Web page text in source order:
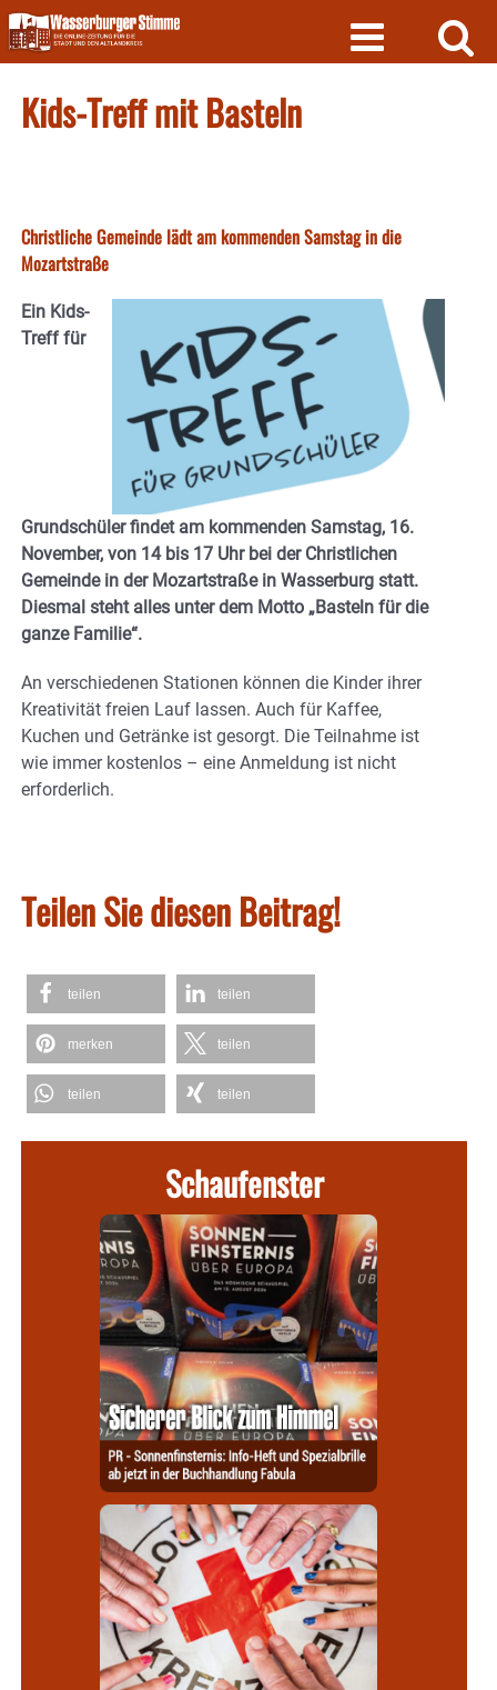
Skip
to
content
Kids-Treff mit Basteln
Christliche Gemeinde lädt am kommenden Samstag in die
Mozartstraße
Ein Kids-
Treff für
Grundschüler findet am kommenden Samstag, 16.
November, von 14 bis 17 Uhr bei der Christlichen
Gemeinde in der Mozartstraße in Wasserburg statt.
Diesmal steht alles unter dem Motto „Basteln für die
ganze Familie“.
An verschiedenen Stationen können die Kinder ihrer
Kreativität freien Lauf lassen. Auch für Kaffee,
Kuchen und Getränke ist gesorgt. Die Teilnahme ist
wie immer kostenlos – eine Anmeldung ist nicht
erforderlich.
Teilen Sie diesen Beitrag!
teilen teilen
merken teilen
teilen teilen
Schaufenster